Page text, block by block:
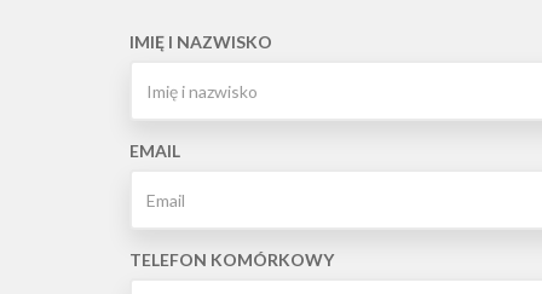
IMIĘ I NAZWISKO
EMAIL
TELEFON KOMÓRKOWY